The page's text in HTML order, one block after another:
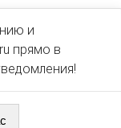
и
прямо в